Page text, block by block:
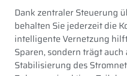
Dank zentraler Steuerung
behalten Sie jederzeit die
intelligente Vernetzung
Sparen, sondern trägt auch
Stabilisierung des